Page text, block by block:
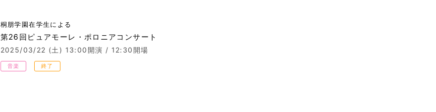
桐朋学園在学生による
第26回ピュアモーレ・ポロニアコンサート
2025/03/22 (土) 13:00開演 / 12:30開場
音楽 終了